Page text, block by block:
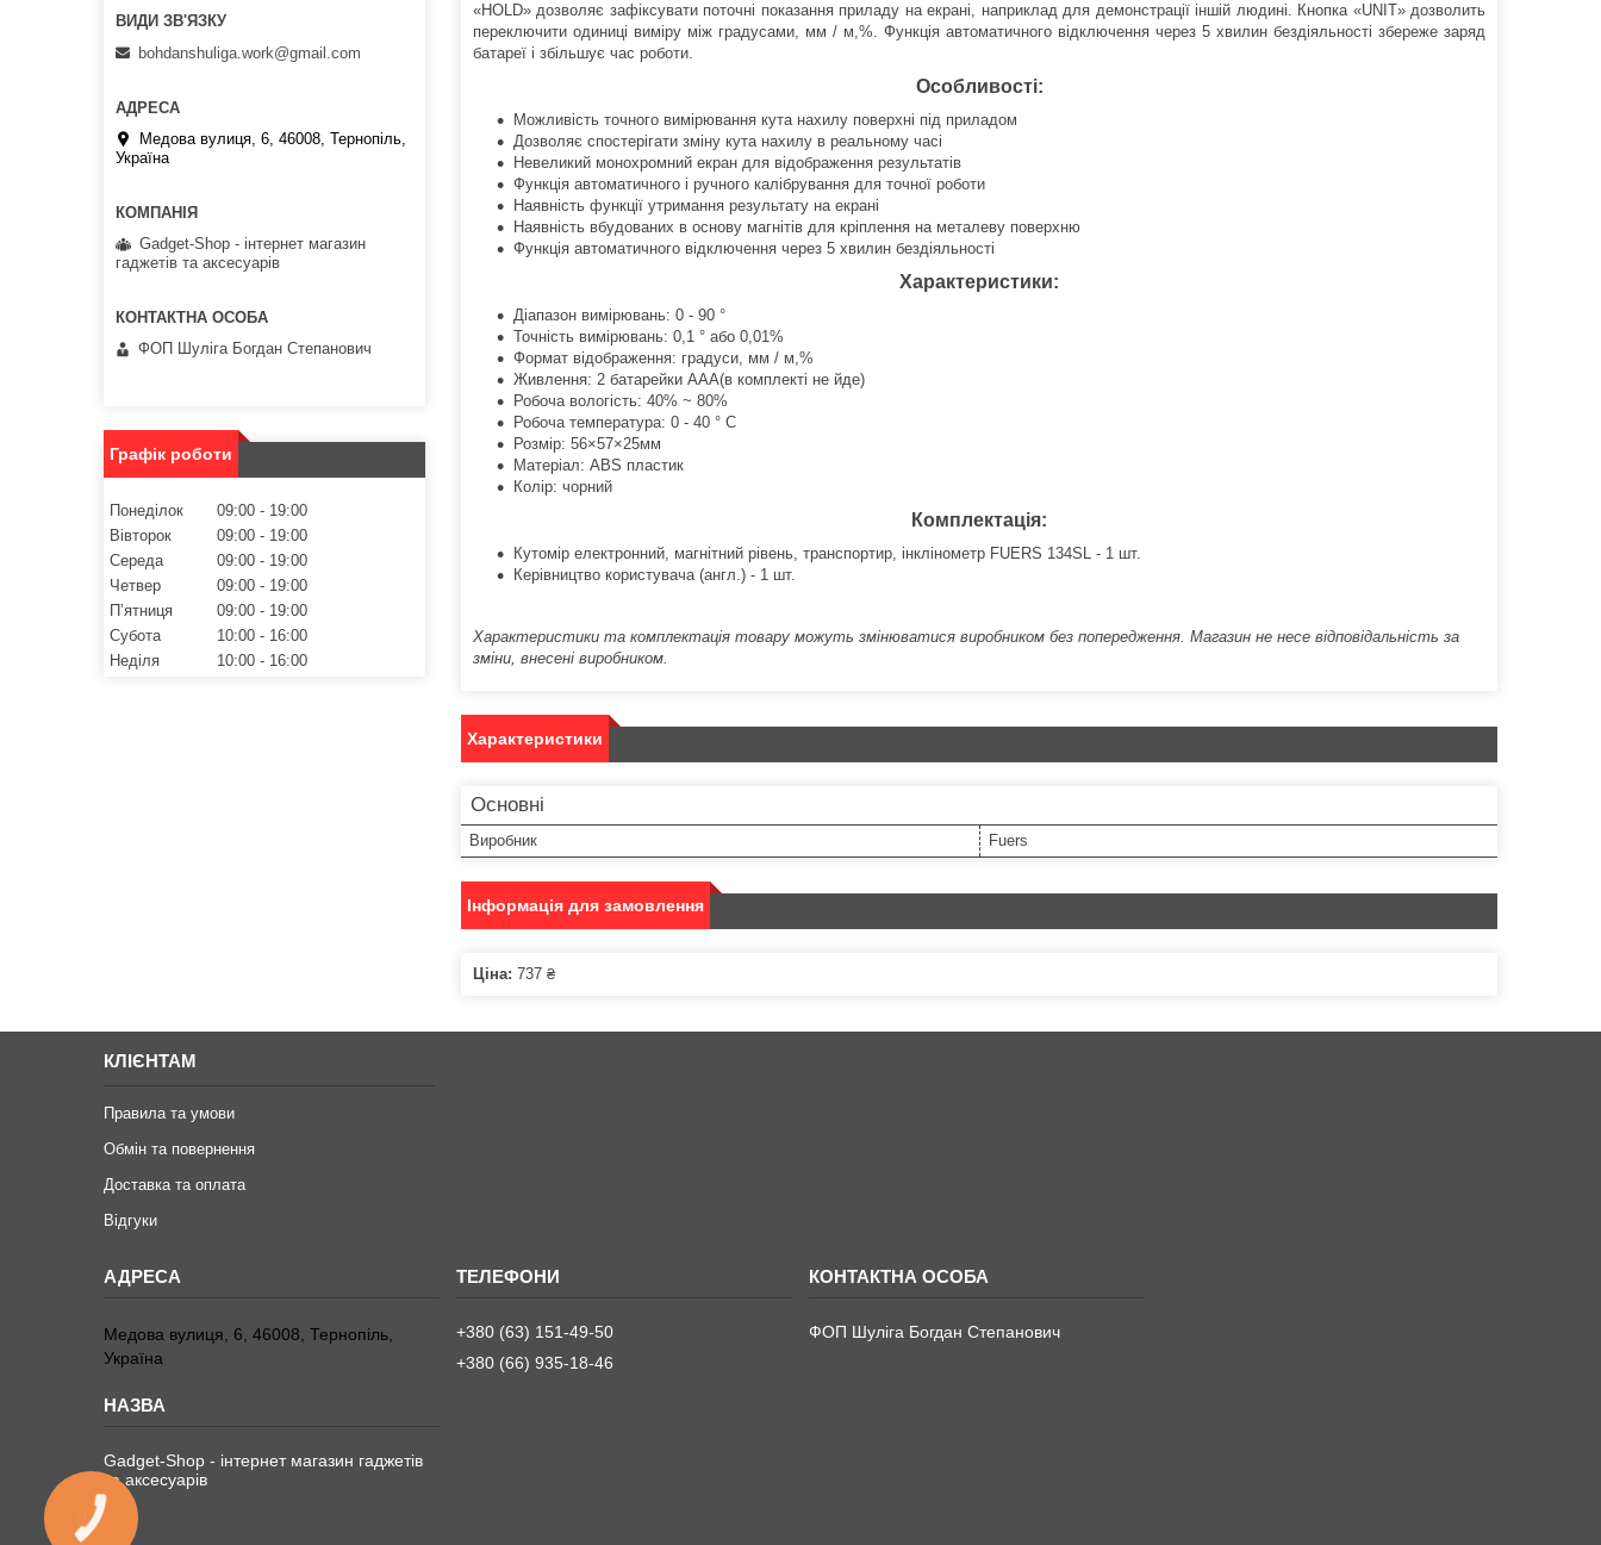
«HOLD» дозволяє зафіксувати поточні показання приладу на екрані, наприклад для демонстрації іншій людині. Кнопка «UNIT» дозволить
переключити одиниці виміру між градусами, мм / м,%. Функція автоматичного відключення через 5 хвилин бездіяльності збереже заряд
батареї і збільшує час роботи.
Особливості:
Можливість точного вимірювання кута нахилу поверхні під приладом
Дозволяє спостерігати зміну кута нахилу в реальному часі
Невеликий монохромний екран для відображення результатів
Функція автоматичного і ручного калібрування для точної роботи
Наявність функції утримання результату на екрані
Наявність вбудованих в основу магнітів для кріплення на металеву поверхню
Функція автоматичного відключення через 5 хвилин бездіяльності
Характеристики:
Діапазон вимірювань: 0 - 90 °
Точність вимірювань: 0,1 ° або 0,01%
Формат відображення: градуси, мм / м,%
Живлення: 2 батарейки ААА(в комплекті не йде)
Робоча вологість: 40% ~ 80%
Робоча температура: 0 - 40 ° С
Розмір: 56×57×25мм
Матеріал: ABS пластик
Колір: чорний
Комплектація:
Кутомір електронний, магнітний рівень, транспортир, інклінометр FUERS 134SL - 1 шт.
Керівництво користувача (англ.) - 1 шт.
Характеристики та комплектація товару можуть змінюватися виробником без попередження. Магазин не несе відповідальність за
зміни, внесені виробником.
Характеристики
Основні
Виробник Fuers
Інформація для замовлення
Ціна: 737 ₴
bohdanshuliga.work@gmail.com
Медова вулиця, 6, 46008, Тернопіль,
Україна
Gadget-Shop - інтернет магазин
гаджетів та аксесуарів
ФОП Шуліга Богдан Степанович
Графік роботи
Понеділок 09:00
19:00
Вівторок
09:00
19:00
Середа
09:00
19:00
Четвер
09:00
19:00
Пʼятниця
09:00
19:00
Субота
10:00
16:00
Неділя
10:00 16:00
КЛІЄНТАМ
Правила та умови
Обмін та повернення
Доставка та оплата
Відгуки
Медова вулиця, 6, 46008, Тернопіль,
Україна
Gadget-Shop - інтернет магазин гаджетів
та аксесуарів
+380 (63) 151-49-50
+380 (66) 935-18-46
ФОП Шуліга Богдан Степанович
КНОПКА
ЗВ'ЯЗКУ